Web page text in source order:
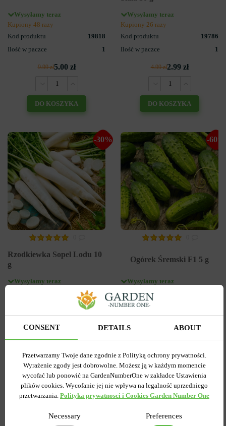
Wysyłamy teraz
Kupiony 48 razy
Kod produktu
19818
Ilość w paczce
1
9.99 zł5.00 zł
DO KOSZYKA
Wysyłamy teraz
Kupiony 26 razy
Kod produktu
19786
Ilość w paczce
1
4.99 zł2.99 zł
DO KOSZYKA
-30%
Rzodkiewka Sopel Lodu 10
g
Wysyłamy teraz
19744
Ilość w paczce
1
DO KOSZYKA
-60%
Ogórek Śremski F1 5 g
Wysyłamy teraz
Kupiony 34 razy
Kod produktu
Ilość w paczce
1
DO KOSZYKA
CONSENT DETAILS ABOUT
Przetwarzamy Twoje dane zgodnie z Polityką ochrony prywatności.
Wyrażenie zgody jest dobrowolne. Możesz ją w każdym momencie
wycofać lub ponowić na GardenNumberOne w zakładce Ustawienia
plików cookies. Wycofanie jej nie wpływa na legalność uprzedniego
przetwarzania. Polityka prywatnosci i Cookies Garden Number One
Necessary Preferences